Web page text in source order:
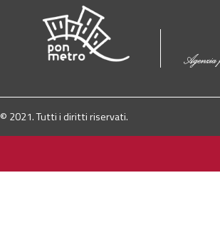
© 2021. Tutti i diritti riservati.